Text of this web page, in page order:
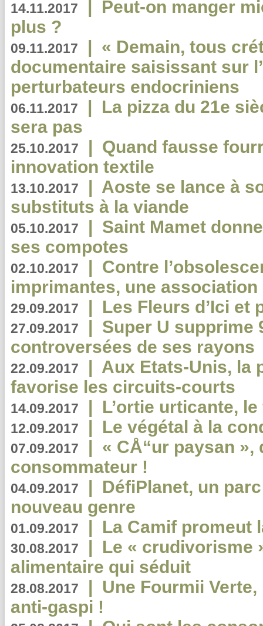
14.11.2017 | Peut-on manger
plus ?
09.11.2017 | « Demain, tous
documentaire saisissant sur
perturbateurs endocriniens
06.11.2017 | La pizza du 21e
sera pas
25.10.2017 | Quand fausse
innovation textile
13.10.2017 | Aoste se lance à
substituts à la viande
05.10.2017 | Saint Mamet
ses compotes
02.10.2017 | Contre
imprimantes, une
29.09.2017 | Les Fleurs d’Ici et
27.09.2017 | Super U supprime
controversées de ses rayons
22.09.2017 | Aux Etats-Unis, la
favorise les circuits-courts
14.09.2017 | L’ortie urticante,
12.09.2017 | Le végétal à la
07.09.2017 | « CÅ“ur paysan
consommateur !
04.09.2017 | DéfiPlanet, un
nouveau genre
01.09.2017 | La Camif promeut
30.08.2017 | Le « crudivorisme
alimentaire qui séduit
28.08.2017 | Une Fourmii
anti-gaspi !